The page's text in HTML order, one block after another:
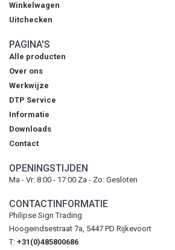
Winkelwagen
Uitchecken
PAGINA'S
Alle producten
Over ons
Werkwijze
DTP Service
Informatie
Downloads
Contact
OPENINGSTIJDEN
Ma - Vr: 8:00 - 17:00 Za - Zo: Gesloten
CONTACTINFORMATIE
Philipse Sign Trading
Hoogeindsestraat 7a, 5447 PD Rijkevoort
T: +31(0)485800686